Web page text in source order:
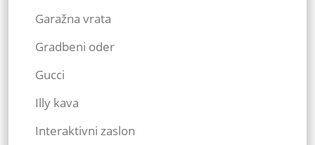
Garažna vrata
Gradbeni oder
Gucci
Illy kava
Interaktivni zaslon